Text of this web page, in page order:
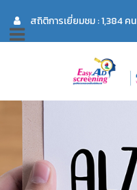
สถิติการเยี่ยมชม : 1,384 คน